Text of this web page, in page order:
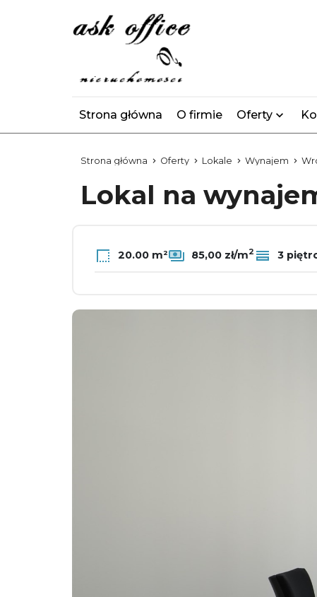
Strona główna O firmie Oferty
Strona główna Oferty Lokale Wynajem
Lokal na
20.00 m² 85,00 zł/m2 3